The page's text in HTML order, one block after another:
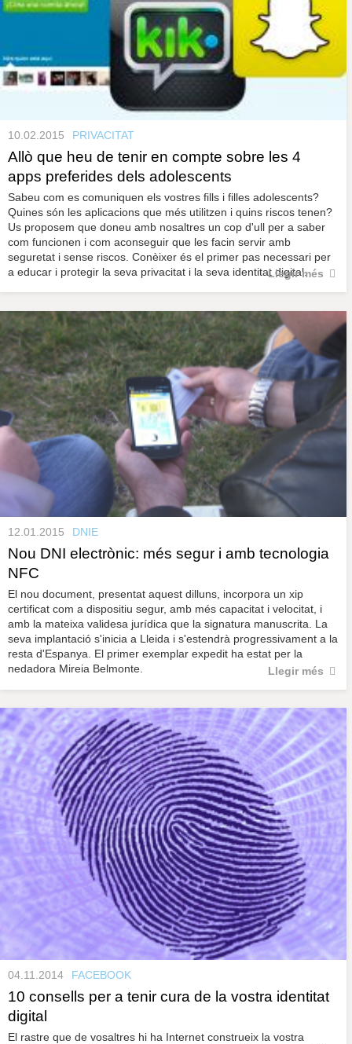
10.02.2015 PRIVACITAT
Allò que heu de tenir en compte sobre les 4
apps preferides dels adolescents
Sabeu com es comuniquen els vostres fills i filles adolescents?
Quines són les aplicacions que més utilitzen i quins riscos tenen?
Us proposem que doneu amb nosaltres un cop d'ull per a saber
com funcionen i com aconseguir que les facin servir amb
seguretat i sense riscos. Conèixer és el primer pas necessari per
a educar i protegir la seva privacitat i la seva identitat digital.
Llegir més
12.01.2015 DNIE
Nou DNI electrònic: més segur i amb tecnologia
NFC
El nou document, presentat aquest dilluns, incorpora un xip
certificat com a dispositiu segur, amb més capacitat i velocitat, i
amb la mateixa validesa jurídica que la signatura manuscrita. La
seva implantació s'inicia a Lleida i s'estendrà progressivament a la
resta d'Espanya. El primer exemplar expedit ha estat per la
nedadora Mireia Belmonte.
Llegir més
04.11.2014 FACEBOOK
10 consells per a tenir cura de la vostra identitat
digital
El rastre que de vosaltres hi ha Internet construeix la vostra